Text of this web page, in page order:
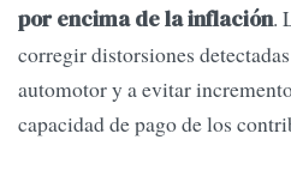
por encima de la inflación.
corregir distorsiones
automotor y a evitar
capacidad de pago de los